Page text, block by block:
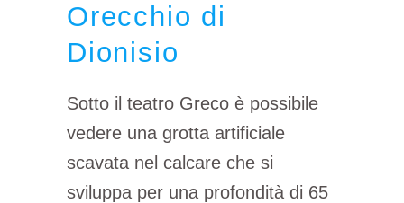
Orecchio di
Dionisio
Sotto il teatro Greco è possibile
vedere una grotta artificiale
scavata nel calcare che si
sviluppa per una profondità di 65